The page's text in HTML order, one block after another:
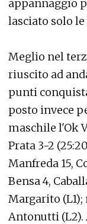
appannaggio
lasciato solo
Meglio nel
riuscito ad
punti
posto invece
maschile l'Ok
Prata 3-2
Manfreda 15,
Bensa 4,
Margarito (L1);
Antonutti (L2).